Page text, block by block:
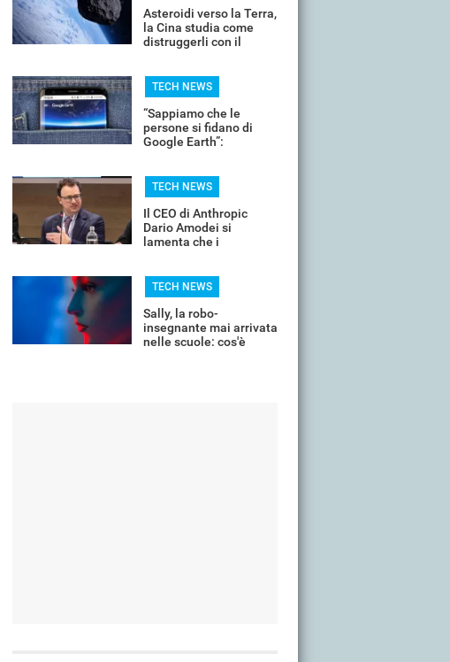
Asteroidi verso la Terra,
la Cina studia come
distruggerli con il
TECH NEWS
“Sappiamo che le
persone si fidano di
Google Earth”:
ore
TECH NEWS
Il CEO di Anthropic
Dario Amodei si
lamenta che i
TECH NEWS
Sally, la robo-
insegnante mai arrivata
nelle scuole: cos'è